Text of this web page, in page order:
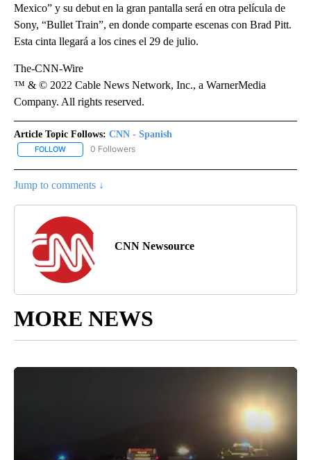
Mexico” y su debut en la gran pantalla será en otra película de
Sony, “Bullet Train”, en donde comparte escenas con Brad Pitt.
Esta cinta llegará a los cines el 29 de julio.
The-CNN-Wire
™ & © 2022 Cable News Network, Inc., a WarnerMedia
Company. All rights reserved.
Article Topic Follows: CNN - Spanish
FOLLOW FOLLOW "CNN - SPANISH" TO RECEIVE NOTIFICATIONS ABOUT
0 Followers
Jump to comments ↓
CNN Newsource
MORE NEWS